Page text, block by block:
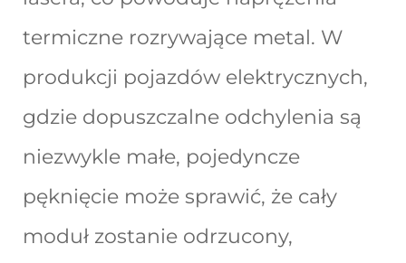
termiczne rozrywające metal. W
produkcji pojazdów elektrycznych,
gdzie dopuszczalne odchylenia są
niezwykle małe, pojedyncze
pęknięcie może sprawić, że cały
moduł zostanie odrzucony,